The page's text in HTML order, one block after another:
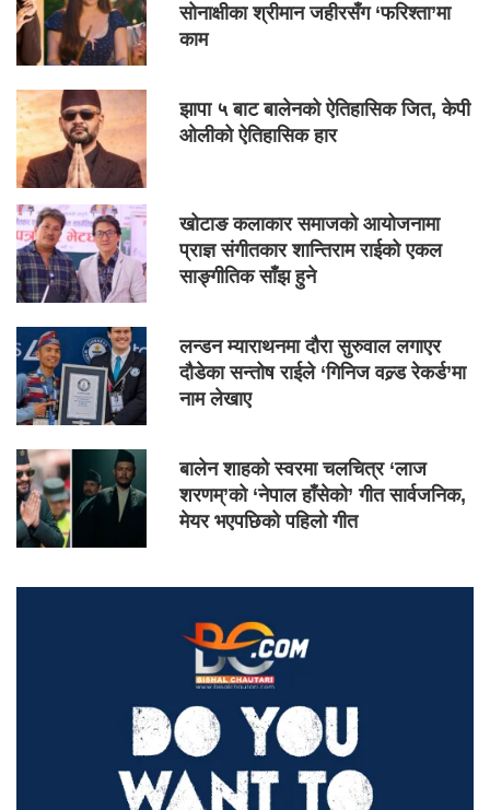
सोनाक्षीका श्रीमान जहीरसँग ‘फरिश्ता’मा
काम
झापा ५ बाट बालेनको ऐतिहासिक जित, केपी
ओलीको ऐतिहासिक हार
खोटाङ कलाकार समाजको आयोजनामा
प्राज्ञ संगीतकार शान्तिराम राईको एकल
साङ्गीतिक साँझ हुने
लन्डन म्याराथनमा दौरा सुरुवाल लगाएर
दौडेका सन्तोष राईले ‘गिनिज वल्र्ड रेकर्ड’मा
नाम लेखाए
बालेन शाहको स्वरमा चलचित्र ‘लाज
शरणम्’को ‘नेपाल हाँसेको’ गीत सार्वजनिक,
मेयर भएपछिको पहिलो गीत